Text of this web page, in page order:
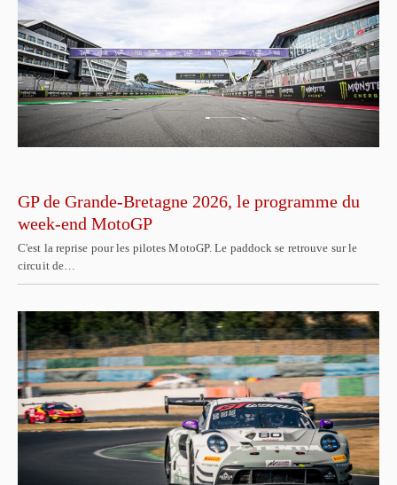
GP de Grande-Bretagne 2026, le programme du
week-end MotoGP
C'est la reprise pour les pilotes MotoGP. Le paddock se retrouve sur le
circuit de…